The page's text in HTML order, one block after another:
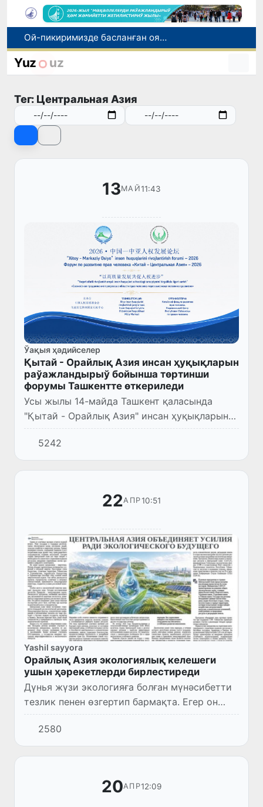
Ой-пикиримизде басланған ояныў жоқары шеклерге жетеклеп атыр
Өзбекстанда мобиль интернеттен пайдаланыўшылар саны 10 жылда 4,3 есеге өскен
Мәмлекетлик хызмет: лаўазым емес, потенциал ҳәм нәтийже баҳаланатуғын жаңа дәўир
Yuz uz
Тег: Центральная Азия
13МАЙ11:43
Ўақыя ҳәдийселер
Қытай - Орайлық Азия инсан ҳуқықларын
раўажландырыў бойынша төртинши
форумы Ташкентте өткериледи
Усы жылы 14-майда Ташкент қаласында
"Қытай - Орайлық Азия" инсан ҳуқықларын
раўажландырыў бойынша төртинши форумы
болып өтеди.
5242
22АПР10:51
Yashil sayyora
Орайлық Азия экологиялық келешеги
ушын ҳәрекетлерди бирлестиреди
Дүнья жүзи экологияға болған мүнәсибетти
тезлик пенен өзгертип бармақта. Егер он
жыл алдын климат, таза энергия ҳәм
ресурслардан ақылға уғрас пайдаланыў
мәселелери келешек темасы с...
2580
20АПР12:09